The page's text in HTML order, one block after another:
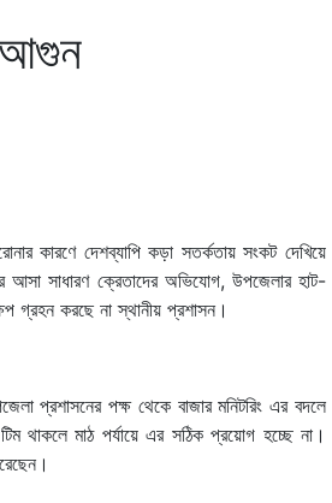
আগুন
কারণে দেশব্যাপি কড়া সতর্কতায় সংকট দেখিয়ে
আসা সাধারণ ক্রেতাদের অভিযোগ, উপজেলার হাট-
গ্রহন করছে না স্থানীয় প্রশাসন।
প্রশাসনের পক্ষ থেকে বাজার মনিটরিং এর বদলে
থাকলে মাঠ পর্যায়ে এর সঠিক প্রয়োগ হচ্ছে না।